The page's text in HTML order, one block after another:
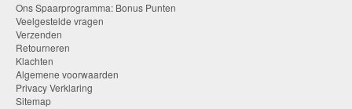
Ons Spaarprogramma: Bonus Punten
Veelgestelde vragen
Verzenden
Retourneren
Klachten
Algemene voorwaarden
Privacy Verklaring
Sitemap